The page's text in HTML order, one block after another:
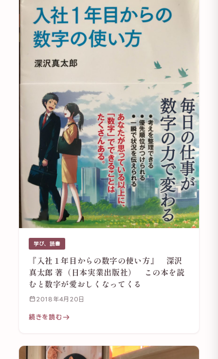
学び、読書
『入社１年目からの数字の使い方』 深沢
真太郎 著（日本実業出版社） この本を読
むと数字が愛おしくなってくる
2018年4月20日
続きを読む